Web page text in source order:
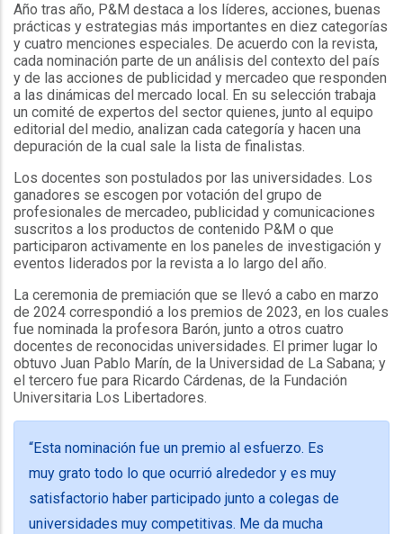
Año tras año, P&M destaca a los líderes, acciones, buenas
prácticas y estrategias más importantes en diez categorías
y cuatro menciones especiales. De acuerdo con la revista,
cada nominación parte de un análisis del contexto del país
y de las acciones de publicidad y mercadeo que responden
a las dinámicas del mercado local. En su selección trabaja
un comité de expertos del sector quienes, junto al equipo
editorial del medio, analizan cada categoría y hacen una
depuración de la cual sale la lista de finalistas.
Los docentes son postulados por las universidades. Los
ganadores se escogen por votación del grupo de
profesionales de mercadeo, publicidad y comunicaciones
suscritos a los productos de contenido P&M o que
participaron activamente en los paneles de investigación y
eventos liderados por la revista a lo largo del año.
La ceremonia de premiación que se llevó a cabo en marzo
de 2024 correspondió a los premios de 2023, en los cuales
fue nominada la profesora Barón, junto a otros cuatro
docentes de reconocidas universidades. El primer lugar lo
obtuvo Juan Pablo Marín, de la Universidad de La Sabana; y
el tercero fue para Ricardo Cárdenas, de la Fundación
Universitaria Los Libertadores.
“Esta nominación fue un premio al esfuerzo. Es
muy grato todo lo que ocurrió alrededor y es muy
satisfactorio haber participado junto a colegas de
universidades muy competitivas. Me da mucha